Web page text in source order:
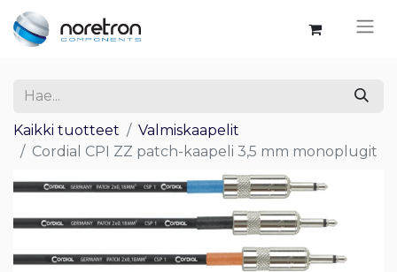
Kaikki tuotteet
Valmiskaapelit
Cordial CPI ZZ patch-kaapeli 3,5 mm monoplugit